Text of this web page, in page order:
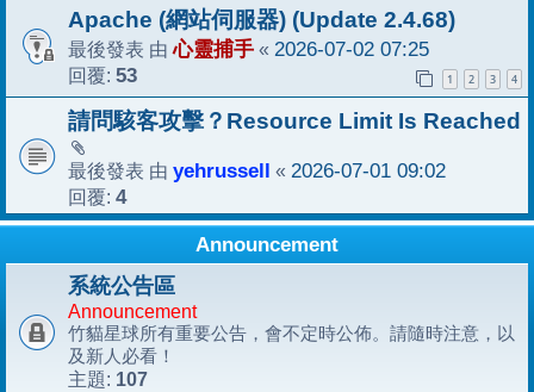
Apache (網站伺服器) (Update 2.4.68)
最後發表 由心靈捕手 « 2026-07-02 07:25
回覆: 53 1 2 3 4
請問駭客攻擊？Resource Limit Is Reached
最後發表 由 yehrussell « 2026-07-01 09:02
回覆: 4
Announcement
系統公告區
Announcement
竹貓星球所有重要公告，會不定時公佈。請隨時注意，以
及新人必看！
主題: 107